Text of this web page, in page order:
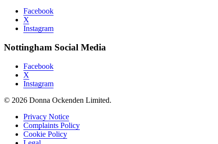
Facebook
X
Instagram
Nottingham Social Media
Facebook
X
Instagram
© 2026 Donna Ockenden Limited.
Privacy Notice
Complaints Policy
Cookie Policy